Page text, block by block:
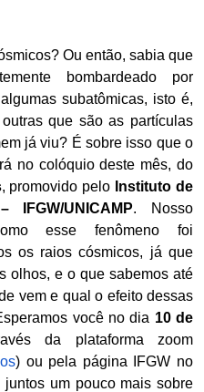
Ou então, sabia que
bombardeado por
subatômicas, isto é,
que são as partículas
já viu? É sobre isso que o
no colóquio deste mês, do
, promovido pelo Instituto de
IFGW/UNICAMP. Nosso
esse fenômeno foi
os raios cósmicos, já que
olhos, e o que sabemos até
vem e qual o efeito dessas
você no dia 10 de
da plataforma zoom
) ou pela página IFGW no
juntos um pouco mais sobre